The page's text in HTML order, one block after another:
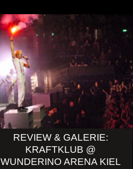
REVIEW & GALERIE:
KRAFTKLUB @
WUNDERINO ARENA KIEL